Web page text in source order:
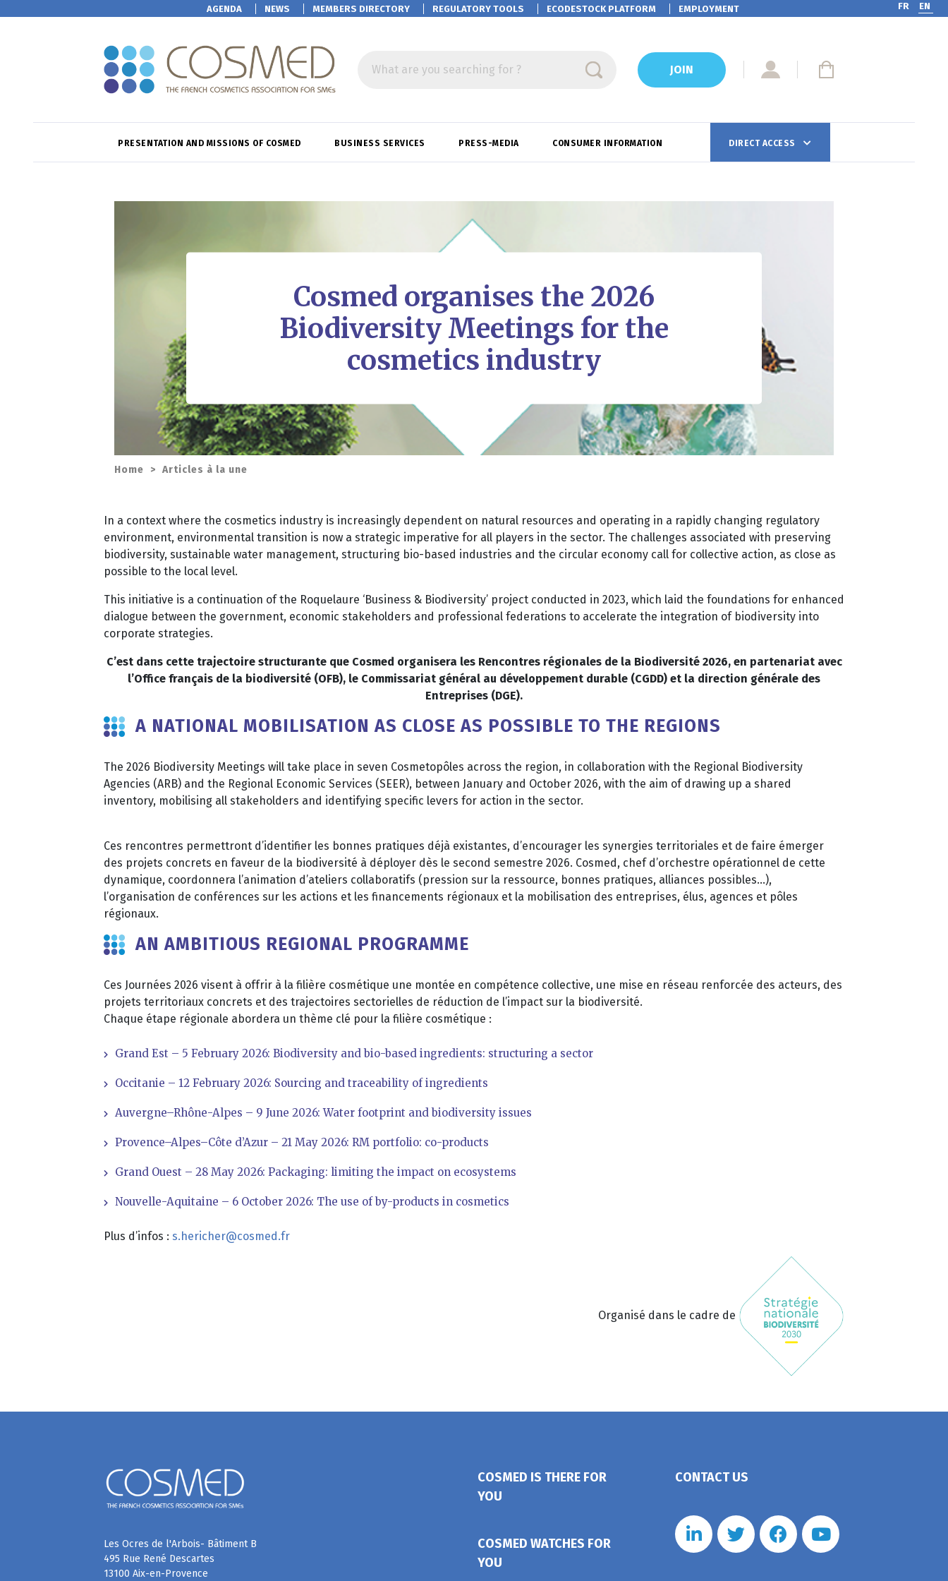
AGENDA NEWS MEMBERS DIRECTORY REGULATORY TOOLS ECODESTOCK PLATFORM EMPLOYMENT FR EN
What are you searching for ? JOIN
PRESENTATION AND MISSIONS OF COSMED BUSINESS SERVICES PRESS-MEDIA CONSUMER INFORMATION DIRECT ACCESS
Cosmed organises the 2026
Biodiversity Meetings for the
cosmetics industry
Home > Articles à la une
In a context where the cosmetics industry is increasingly dependent on natural resources and operating in a rapidly changing regulatory
environment, environmental transition is now a strategic imperative for all players in the sector. The challenges associated with preserving
biodiversity, sustainable water management, structuring bio-based industries and the circular economy call for collective action, as close as
possible to the local level.
This initiative is a continuation of the Roquelaure ‘Business & Biodiversity’ project conducted in 2023, which laid the foundations for enhanced
dialogue between the government, economic stakeholders and professional federations to accelerate the integration of biodiversity into
corporate strategies.
C’est dans cette trajectoire structurante que Cosmed organisera les Rencontres régionales de la Biodiversité 2026, en partenariat avec
l’Office français de la biodiversité (OFB), le Commissariat général au développement durable (CGDD) et la direction générale des
Entreprises (DGE).
A NATIONAL MOBILISATION AS CLOSE AS POSSIBLE TO THE REGIONS
The 2026 Biodiversity Meetings will take place in seven Cosmetopôles across the region, in collaboration with the Regional Biodiversity
Agencies (ARB) and the Regional Economic Services (SEER), between January and October 2026, with the aim of drawing up a shared
inventory, mobilising all stakeholders and identifying specific levers for action in the sector.
Ces rencontres permettront d’identifier les bonnes pratiques déjà existantes, d’encourager les synergies territoriales et de faire émerger
des projets concrets en faveur de la biodiversité à déployer dès le second semestre 2026. Cosmed, chef d’orchestre opérationnel de cette
dynamique, coordonnera l’animation d’ateliers collaboratifs (pression sur la ressource, bonnes pratiques, alliances possibles…),
l’organisation de conférences sur les actions et les financements régionaux et la mobilisation des entreprises, élus, agences et pôles
régionaux.
AN AMBITIOUS REGIONAL PROGRAMME
Ces Journées 2026 visent à offrir à la filière cosmétique une montée en compétence collective, une mise en réseau renforcée des acteurs, des
projets territoriaux concrets et des trajectoires sectorielles de réduction de l’impact sur la biodiversité.
Chaque étape régionale abordera un thème clé pour la filière cosmétique :
Grand Est – 5 February 2026: Biodiversity and bio-based ingredients: structuring a sector
Occitanie – 12 February 2026: Sourcing and traceability of ingredients
Auvergne–Rhône-Alpes – 9 June 2026: Water footprint and biodiversity issues
Provence–Alpes–Côte d’Azur – 21 May 2026: RM portfolio: co-products
Grand Ouest – 28 May 2026: Packaging: limiting the impact on ecosystems
Nouvelle-Aquitaine – 6 October 2026: The use of by-products in cosmetics
Plus d’infos : s.hericher@cosmed.fr
Organisé dans le cadre de
Les Ocres de l'Arbois- Bâtiment B
495 Rue René Descartes
13100 Aix-en-Provence
COSMED IS THERE FOR
YOU
COSMED WATCHES FOR
YOU
CONTACT US